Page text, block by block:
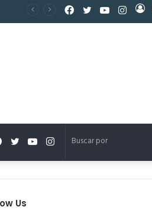
YouTube
Twitter
Facebook
Instagram
YouTube
Twitter
Facebook
Us